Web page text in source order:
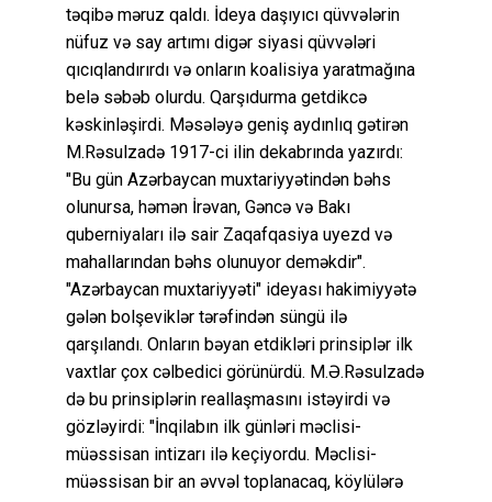
təqibə məruz qaldı. İdeya daşıyıcı qüvvələrin
nüfuz və say artımı digər siyasi qüvvələri
qıcıqlandırırdı və onların koalisiya yaratmağına
belə səbəb olurdu. Qarşıdurma getdikcə
kəskinləşirdi. Məsələyə geniş aydınlıq gətirən
M.Rəsulzadə 1917-ci ilin dekabrında yazırdı:
"Bu gün Azərbaycan muxtariyyətindən bəhs
olunursa, həmən İrəvan, Gəncə və Bakı
quberniyaları ilə sair Zaqafqasiya uyezd və
mahallarından bəhs olunuyor deməkdir".
"Azərbaycan muxtariyyəti" ideyası hakimiyyətə
gələn bolşeviklər tərəfindən süngü ilə
qarşılandı. Onların bəyan etdikləri prinsiplər ilk
vaxtlar çox cəlbedici görünürdü. M.Ə.Rəsulzadə
də bu prinsiplərin reallaşmasını istəyirdi və
gözləyirdi: "İnqilabın ilk günləri məclisi-
müəssisan intizarı ilə keçiyordu. Məclisi-
müəssisan bir an əvvəl toplanacaq, köylülərə